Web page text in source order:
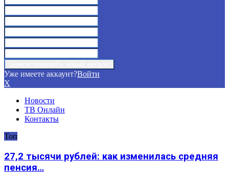
Уже имеете аккаунт?Войти
X
Новости
ТВ Онлайн
Контакты
Топ
27,2 тысячи рублей: как изменилась средняя
пенсия…